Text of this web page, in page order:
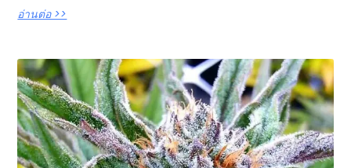
อ่านต่อ >>